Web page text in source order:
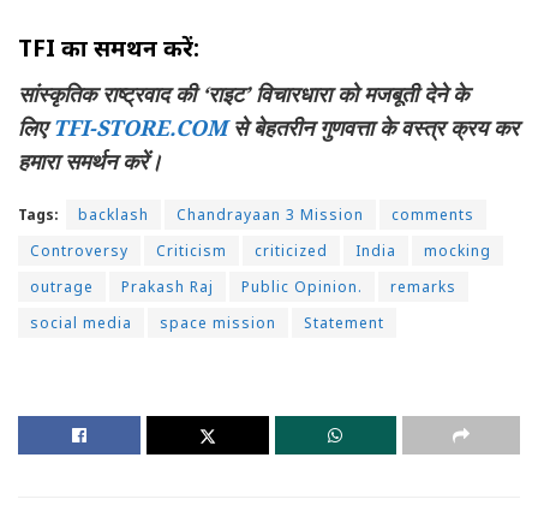
TFI का समर्थन करें:
सांस्कृतिक राष्ट्रवाद की ‘राइट’ विचारधारा को मजबूती देने के
लिएTFI-STORE.COMसे बेहतरीन गुणवत्ता के वस्त्र क्रय कर
हमारा समर्थन करें।
Tags: backlash Chandrayaan 3 Mission
comments
Controversy
Criticism criticized India
mocking
outrage
Prakash Raj Public Opinion.
remarks
social media
space mission Statement